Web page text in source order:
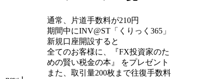
通常、片道手数料が210円
期間中にINV@ST「くりっく365」
新規口座開設すると
全てのお客様に、『FX投資家のた
めの賢い税金の本』 をプレゼント
また、取引量200枚まで往復手数料